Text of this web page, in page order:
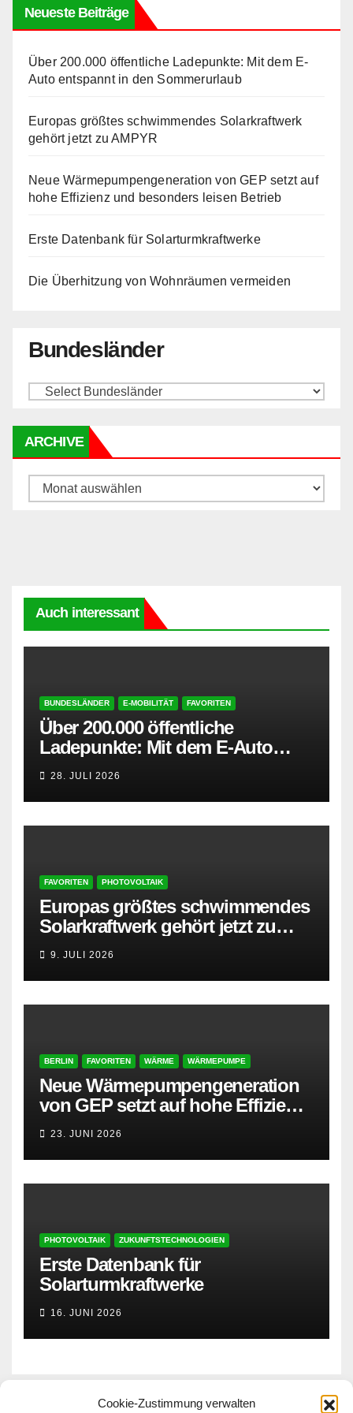
Cookie-Zustimmung verwalten
Neueste Beiträge
Über 200.000 öffentliche Ladepunkte: Mit dem E-
Auto entspannt in den Sommerurlaub
Europas größtes schwimmendes Solarkraftwerk
gehört jetzt zu AMPYR
Neue Wärmepumpengeneration von GEP setzt auf
hohe Effizienz und besonders leisen Betrieb
Erste Datenbank für Solarturmkraftwerke
Die Überhitzung von Wohnräumen vermeiden
Bundesländer
ARCHIVE
Archive
Auch interessant
BUNDESLÄNDER E-MOBILITÄT FAVORITEN
Über 200.000 öffentliche
Ladepunkte: Mit dem E-Auto
entspannt in den Sommerurlaub
28. JULI 2026
FAVORITEN PHOTOVOLTAIK
Europas größtes schwimmendes
Solarkraftwerk gehört jetzt zu
AMPYR
9. JULI 2026
BERLIN FAVORITEN WÄRME WÄRMEPUMPE
Neue Wärmepumpengeneration
von GEP setzt auf hohe Effizienz
und besonders leisen Betrieb
23. JUNI 2026
PHOTOVOLTAIK ZUKUNFTSTECHNOLOGIEN
Erste Datenbank für
Solarturmkraftwerke
16. JUNI 2026